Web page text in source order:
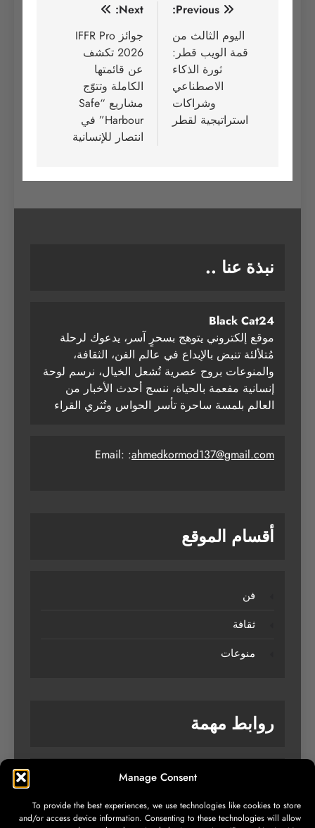
Manage Consent
To provide the best experiences, we use technologies like cookies to store
and/or access device information. Consenting to these technologies will allow
تصفّح
المقالات
Previous:
اليوم الثالث من
قمة الويب قطر:
ثورة الذكاء
الاصطناعي
وشراكات
استراتيجية لقطر
Next:
جوائز IFFR Pro
2026 تكشف
عن قائمتها
الكاملة وتتوّج
مشاريع “Safe
Harbour” في
انتصار للإنسانية
نبذة عنا ..
Black Cat24
موقع إلكتروني يتوهج بسحرٍ آسر، يدعوك لرحلة
مُتلألئة تنبض بالإبداع في عالم الفن، الثقافة،
والمنوعات بروح عصرية تُشعل الخيال، نرسم لوحة
إنسانية مفعمة بالحياة، ننسج أحدث الأخبار من
العالم بلمسة ساحرة تأسر الحواس وتُثري القراء
Email: :ahmedkormod137@gmail.com
أقسام الموقع
فن
ثقافة
منوعات
روابط مهمة
تواصل معنا